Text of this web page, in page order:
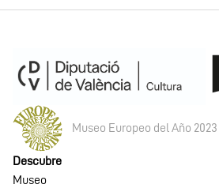
Museo Europeo del Año 2023
Descubre
Museo